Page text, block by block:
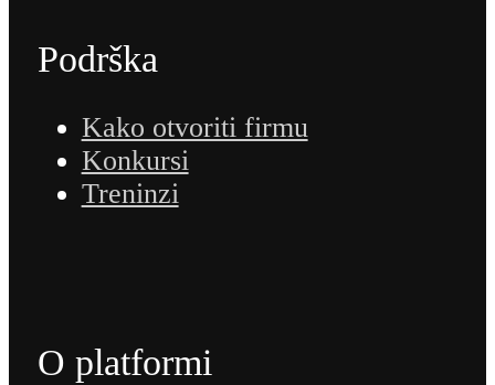
Podrška
Kako otvoriti firmu
Konkursi
Treninzi
O platformi